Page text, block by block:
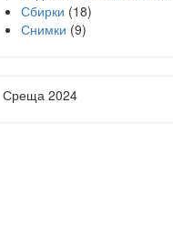
Сбирки (18)
Снимки (9)
Среща 2024